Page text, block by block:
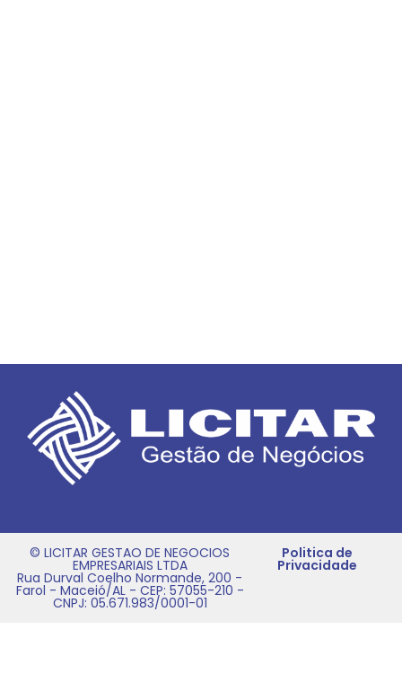
© LICITAR GESTAO DE NEGOCIOS
EMPRESARIAIS LTDA
Rua Durval Coelho Normande, 200 -
Farol - Maceió/AL - CEP: 57055-210 -
CNPJ: 05.671.983/0001-01
Politica de
Privacidade